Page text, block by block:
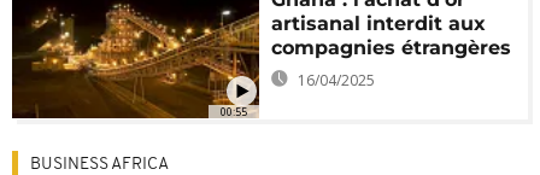
00:55
artisanal interdit aux
compagnies étrangères
16/04/2025
BUSINESS AFRICA